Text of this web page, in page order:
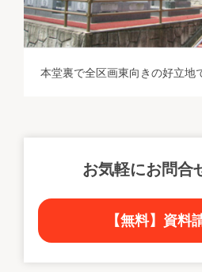
本堂裏で全区画東向きの好立地
お気軽にお問合
【無料】資料